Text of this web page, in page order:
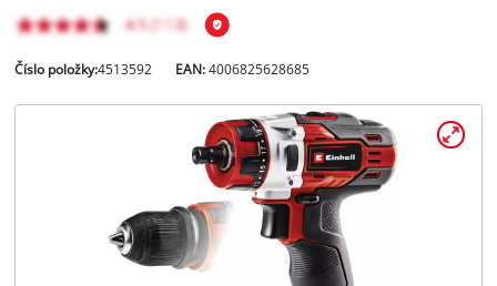
čeština
Číslo položky:4513592 EAN:4006825628685